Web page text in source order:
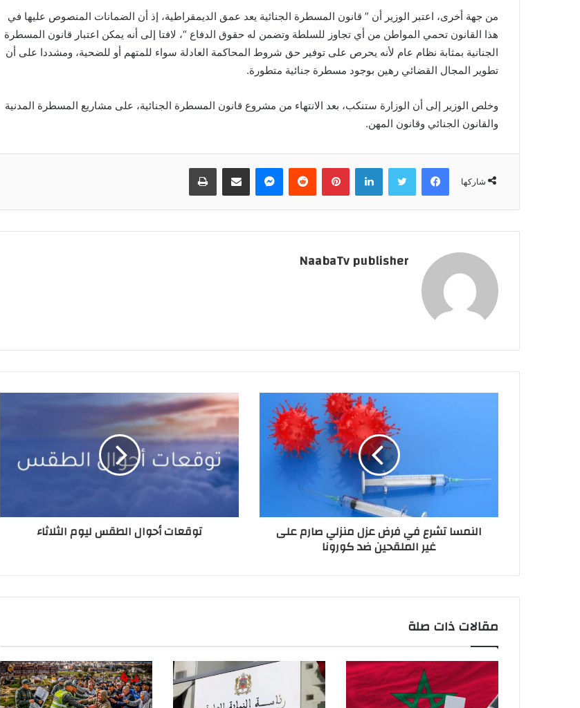
من جهة أخرى، اعتبر الوزير أن ” قانون المسطرة الجنائية يعد عمق الديمقراطية، إذ أن الضمانات المنصوص عليها في
هذا القانون تحمي المواطن من أي تجاوز للسلطة وتضمن له حقوق الدفاع “، لافتا إلى أنه يمكن اعتبار قانون المسطرة
الجنانية بمثابة نظام عام لأنه يحرص على توفير حق شروط المحاكمة العادلة سواء للمتهم أو للضحية، ومشددا على أن
تطوير المجال القضائي رهين بوجود مسطرة جنائية متطورة.
وخلص الوزير إلى أن الوزارة ستنكب، بعد الانتهاء من مشروع قانون المسطرة الجنائية، على مشاريع المسطرة المدنية
والقانون الجنائي وقانون المهن.
شاركها
فيسبوك لينكدإن بينتيريست
NaabaTv publisher
النمسا تشرع في فرض عزل منزلي صارم على
غير الملقحين ضد كورونا
توقعات أحوال الطقس ليوم الثلاثاء
مقالات ذات صلة